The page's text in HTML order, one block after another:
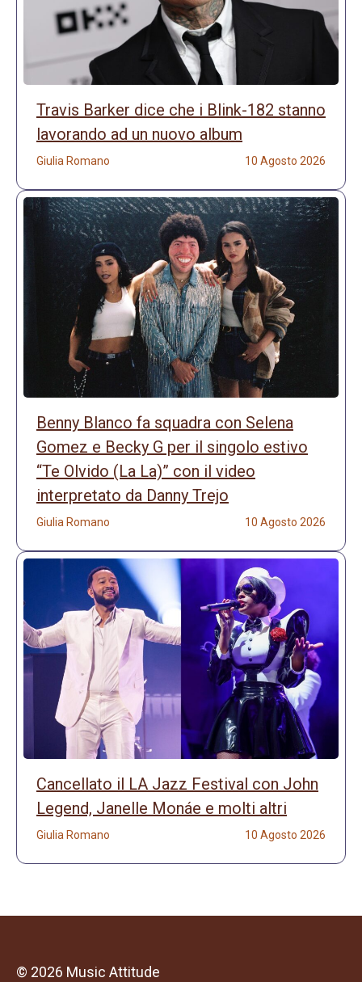
Travis Barker dice che i Blink-182 stanno
lavorando ad un nuovo album
Giulia Romano 10 Agosto 2026
Benny Blanco fa squadra con Selena
Gomez e Becky G per il singolo estivo
“Te Olvido (La La)” con il video
interpretato da Danny Trejo
Giulia Romano 10 Agosto 2026
Cancellato il LA Jazz Festival con John
Legend, Janelle Monáe e molti altri
Giulia Romano 10 Agosto 2026
© 2026 Music Attitude